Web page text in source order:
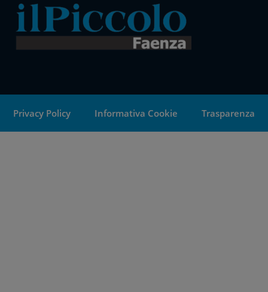
Privacy Policy Informativa Cookie Trasparenza